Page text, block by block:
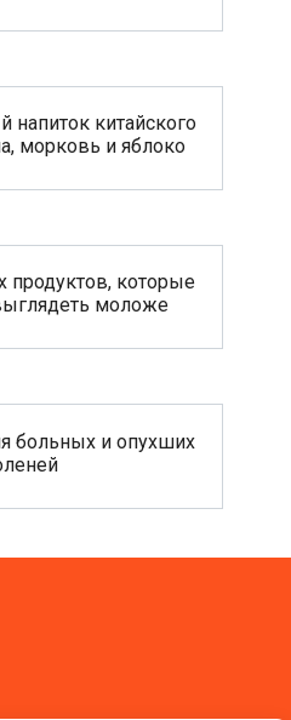
напиток китайского
морковь и яблоко
продуктов, которые
моложе
больных и опухших